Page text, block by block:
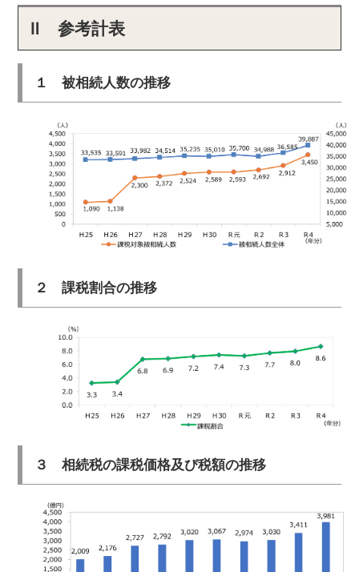
Ⅱ 参考計表
１ 被相続人数の推移
２ 課税割合の推移
３ 相続税の課税価格及び税額の推移